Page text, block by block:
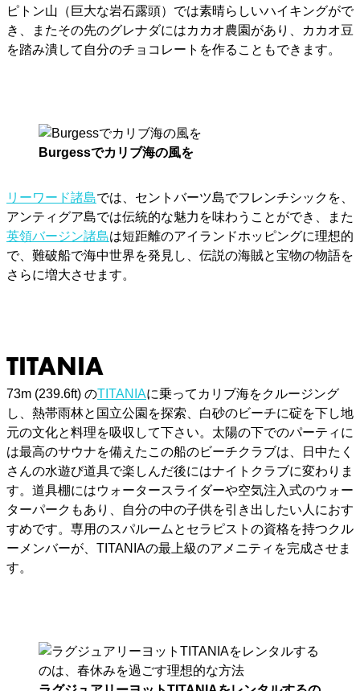
ピトン山（巨大な岩石露頭）では素晴らしいハイキングがで
き、またその先のグレナダにはカカオ農園があり、カカオ豆
を踏み潰して自分のチョコレートを作ることもできます。
Burgessでカリブ海の風を
リーワード諸島では、セントバーツ島でフレンチシックを、
アンティグア島では伝統的な魅力を味わうことができ、また
英領バージン諸島は短距離のアイランドホッピングに理想的
で、難破船で海中世界を発見し、伝説の海賊と宝物の物語を
さらに増大させます。
TITANIA
73m (239.6ft) のTITANIAに乗ってカリブ海をクルージング
し、熱帯雨林と国立公園を探索、白砂のビーチに碇を下し地
元の文化と料理を吸収して下さい。太陽の下でのパーティに
は最高のサウナを備えたこの船のビーチクラブは、日中たく
さんの水遊び道具で楽しんだ後にはナイトクラブに変わりま
す。道具棚にはウォータースライダーや空気注入式のウォー
ターパークもあり、自分の中の子供を引き出したい人におす
すめです。専用のスパルームとセラピストの資格を持つクル
ーメンバーが、TITANIAの最上級のアメニティを完成させま
す。